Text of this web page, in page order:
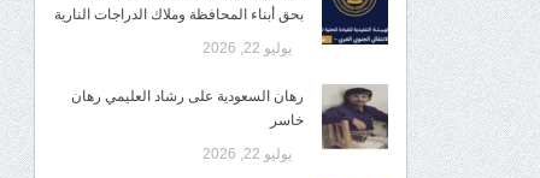
بحق أبناء المحافظة وملاك الدراجات النارية
يوليو 22, 2026
رهان السعودية على رشاد العليمي رهان
خاسر
يوليو 22, 2026